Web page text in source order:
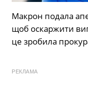
Макрон подала
щоб оскаржити
це зробила
РЕКЛАМА